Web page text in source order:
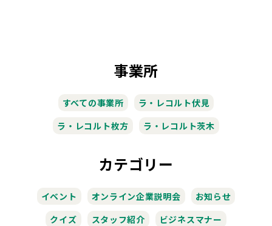
事業所
すべての事業所
ラ・レコルト伏見
ラ・レコルト枚方
ラ・レコルト茨木
カテゴリー
イベント オンライン企業説明会
お知らせ
クイズ
スタッフ紹介
ビジネスマナー